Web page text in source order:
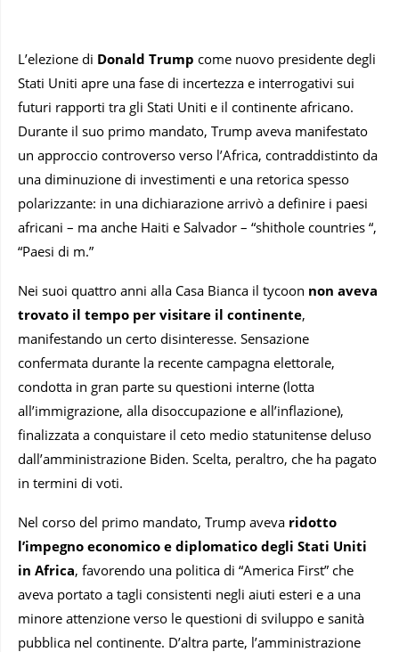
L’elezione di Donald Trump come nuovo presidente degli
Stati Uniti apre una fase di incertezza e interrogativi sui
futuri rapporti tra gli Stati Uniti e il continente africano.
Durante il suo primo mandato, Trump aveva manifestato
un approccio controverso verso l’Africa, contraddistinto da
una diminuzione di investimenti e una retorica spesso
polarizzante: in una dichiarazione arrivò a definire i paesi
africani – ma anche Haiti e Salvador – “shithole countries “,
“Paesi di m.”
Nei suoi quattro anni alla Casa Bianca il tycoon non aveva
trovato il tempo per visitare il continente,
manifestando un certo disinteresse. Sensazione
confermata durante la recente campagna elettorale,
condotta in gran parte su questioni interne (lotta
all’immigrazione, alla disoccupazione e all’inflazione),
finalizzata a conquistare il ceto medio statunitense deluso
dall’amministrazione Biden. Scelta, peraltro, che ha pagato
in termini di voti.
Nel corso del primo mandato, Trump aveva ridotto
l’impegno economico e diplomatico degli Stati Uniti
in Africa, favorendo una politica di “America First” che
aveva portato a tagli consistenti negli aiuti esteri e a una
minore attenzione verso le questioni di sviluppo e sanità
pubblica nel continente. D’altra parte, l’amministrazione